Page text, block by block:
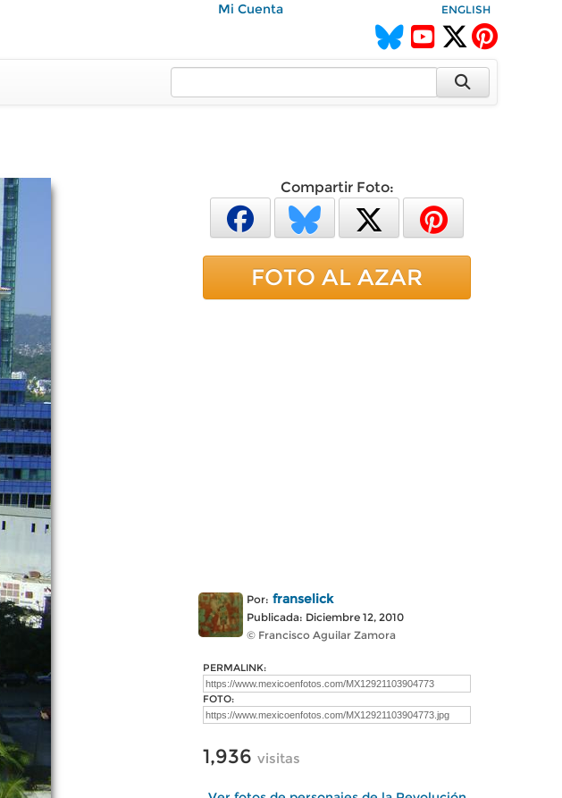
Mi Cuenta ENGLISH
Compartir Foto:
FOTO AL AZAR
Por: franselick
Publicada: Diciembre 12, 2010
© Francisco Aguilar Zamora
PERMALINK:
FOTO:
1,936 visitas